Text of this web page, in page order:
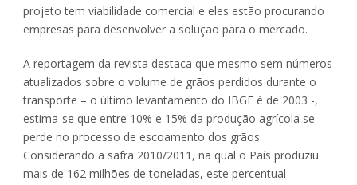
projeto tem viabilidade comercial e eles estão procurando
empresas para desenvolver a solução para o mercado.
A reportagem da revista destaca que mesmo sem números
atualizados sobre o volume de grãos perdidos durante o
transporte – o último levantamento do IBGE é de 2003 -,
estima-se que entre 10% e 15% da produção agrícola se
perde no processo de escoamento dos grãos.
Considerando a safra 2010/2011, na qual o País produziu
mais de 162 milhões de toneladas, este percentual